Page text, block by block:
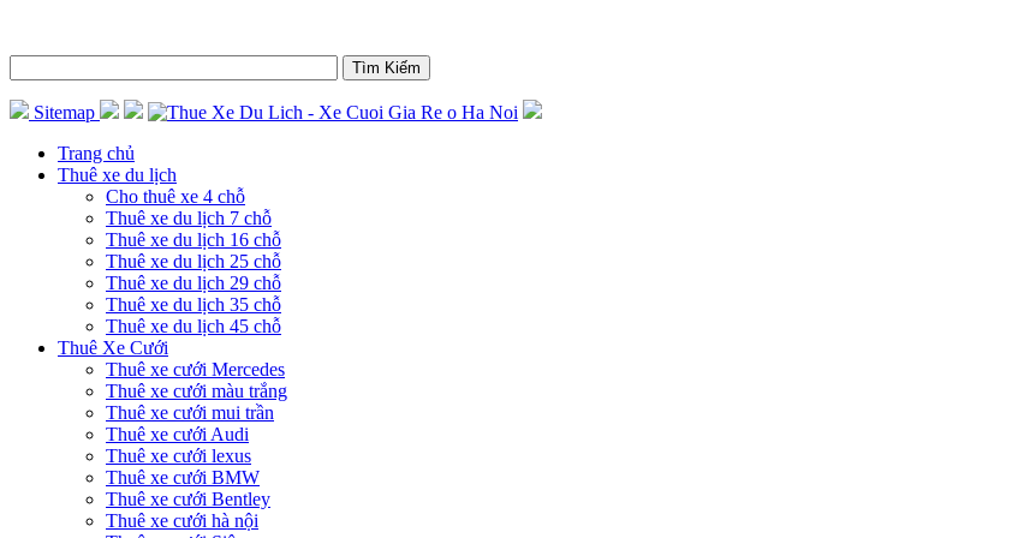
Sitemap
Trang chủ
Thuê xe du lịch
Cho thuê xe 4 chỗ
Thuê xe du lịch 7 chỗ
Thuê xe du lịch 16 chỗ
Thuê xe du lịch 25 chỗ
Thuê xe du lịch 29 chỗ
Thuê xe du lịch 35 chỗ
Thuê xe du lịch 45 chỗ
Thuê Xe Cưới
Thuê xe cưới Mercedes
Thuê xe cưới màu trắng
Thuê xe cưới mui trần
Thuê xe cưới Audi
Thuê xe cưới lexus
Thuê xe cưới BMW
Thuê xe cưới Bentley
Thuê xe cưới hà nội